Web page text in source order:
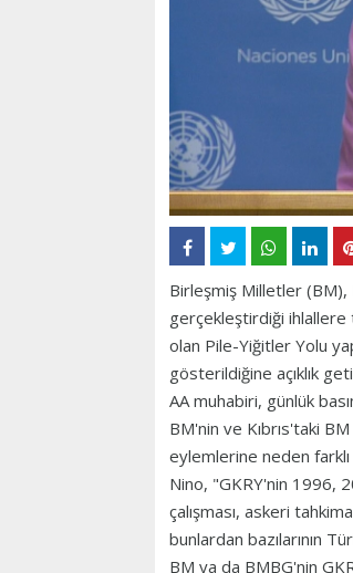
Birleşmiş Milletler (BM),
gerçekleştirdiği ihlallere
olan Pile-Yiğitler Yolu
gösterildiğine açıklık
AA muhabiri, günlük
BM'nin ve Kıbrıs'taki
eylemlerine neden
Nino, "GKRY'nin 1996,
çalışması, askeri
bunlardan bazılarının
BM ya da BMBG'nin